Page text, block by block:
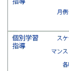
じ